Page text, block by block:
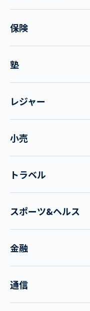
保険
塾
レジャー
小売
トラベル
スポーツ&ヘルス
金融
通信